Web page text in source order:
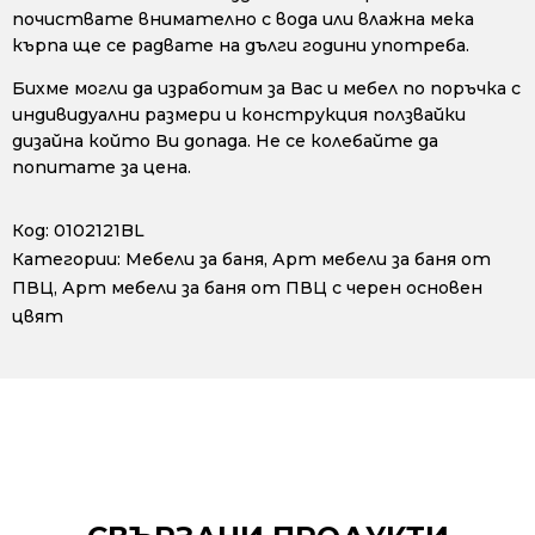
почиствате внимателно с вода или влажна мека
кърпа ще се радвате на дълги години употреба.
Бихме могли да изработим за Вас и мебел по поръчка с
индивидуални размери и конструкция ползвайки
дизайна който Ви допада. Не се колебайте да
попитате за цена.
Код: 0102121BL
Категории: Мебели за баня, Арт мебели за баня от
ПВЦ, Арт мебели за баня от ПВЦ с черен основен
цвят